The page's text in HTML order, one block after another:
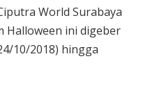
World Surabaya
Halloween ini digeber
10/2018) hingga